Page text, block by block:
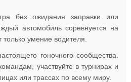
без ожидания заправки или
автомобиль соревнуется на
умение водителя.
гоночного сообщества.
участвуйте в турнирах и
или трассах по всему миру.